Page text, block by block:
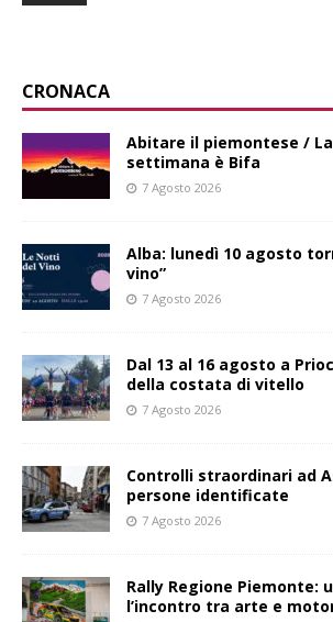
CRONACA
Abitare il piemontese /
settimana è Bifa
7 Agosto 2026
Alba: lunedì 10 agosto
vino”
7 Agosto 2026
Dal 13 al 16 agosto a
della costata di vitello
7 Agosto 2026
Controlli straordinari ad
persone identificate
7 Agosto 2026
Rally Regione Piemonte:
l’incontro tra arte e